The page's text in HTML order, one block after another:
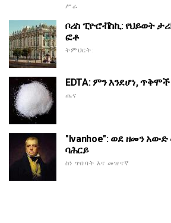
ሥራ
ቦሪስ ፒዮሮቭስኪ: የህይወት
ፎቶ
ትምህርት:
EDTA: ምን እንደሆነ, ጥቅሞች
ጤና
"Ivanhoe": ወደ ዘመን
ባሕርይ
ስነ ጥበባት እና መዝናኛ